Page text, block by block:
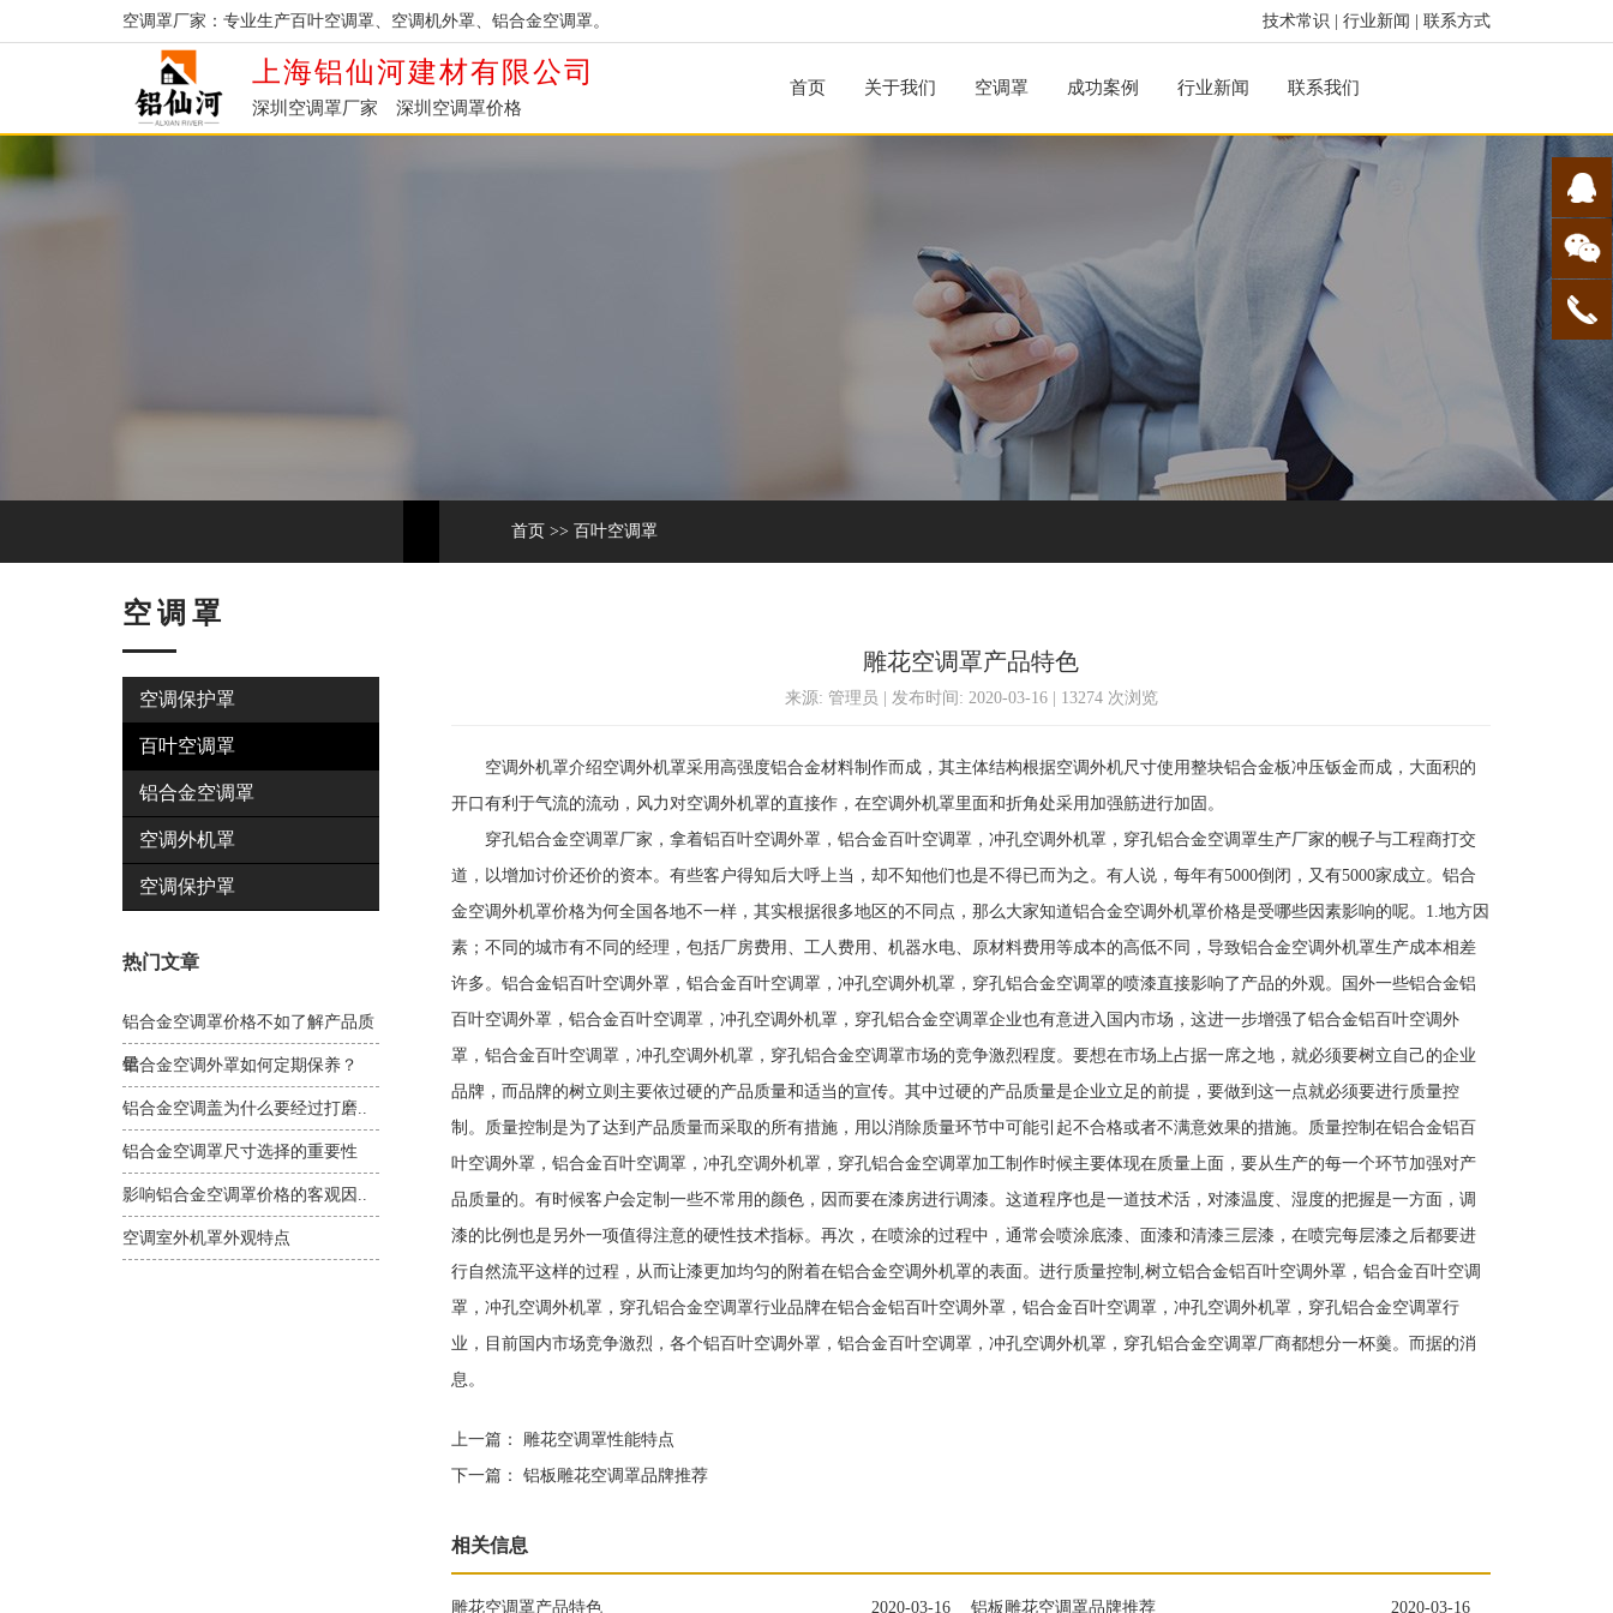
技术常识 行业新闻 联系方式
空调罩厂家：专业生产百叶空调罩、空调机外罩、铝合金空调罩。
上海铝仙河建材有限公司
深圳空调罩厂家 深圳空调罩价格
首页 关于我们 空调罩 成功案例 行业新闻 联系我们
首页 >> 百叶空调罩
空调罩
空调保护罩
百叶空调罩
铝合金空调罩
空调外机罩
空调保护罩
热门文章
铝合金空调罩价格不如了解产品质
量
铝合金空调外罩如何定期保养？
铝合金空调盖为什么要经过打磨..
铝合金空调罩尺寸选择的重要性
影响铝合金空调罩价格的客观因..
空调室外机罩外观特点
雕花空调罩产品特色
来源: 管理员 | 发布时间: 2020-03-16 | 13274 次浏览
空调外机罩介绍空调外机罩采用高强度铝合金材料制作而成，其主体结构根据空调外机尺寸使用整块铝合金板冲压钣金而成，大面积的
开口有利于气流的流动，风力对空调外机罩的直接作，在空调外机罩里面和折角处采用加强筋进行加固。
穿孔铝合金空调罩厂家，拿着铝百叶空调外罩，铝合金百叶空调罩，冲孔空调外机罩，穿孔铝合金空调罩生产厂家的幌子与工程商打交
道，以增加讨价还价的资本。有些客户得知后大呼上当，却不知他们也是不得已而为之。有人说，每年有5000倒闭，又有5000家成立。铝合
金空调外机罩价格为何全国各地不一样，其实根据很多地区的不同点，那么大家知道铝合金空调外机罩价格是受哪些因素影响的呢。1.地方因
素；不同的城市有不同的经理，包括厂房费用、工人费用、机器水电、原材料费用等成本的高低不同，导致铝合金空调外机罩生产成本相差
许多。铝合金铝百叶空调外罩，铝合金百叶空调罩，冲孔空调外机罩，穿孔铝合金空调罩的喷漆直接影响了产品的外观。国外一些铝合金铝
百叶空调外罩，铝合金百叶空调罩，冲孔空调外机罩，穿孔铝合金空调罩企业也有意进入国内市场，这进一步增强了铝合金铝百叶空调外
罩，铝合金百叶空调罩，冲孔空调外机罩，穿孔铝合金空调罩市场的竞争激烈程度。要想在市场上占据一席之地，就必须要树立自己的企业
品牌，而品牌的树立则主要依过硬的产品质量和适当的宣传。其中过硬的产品质量是企业立足的前提，要做到这一点就必须要进行质量控
制。质量控制是为了达到产品质量而采取的所有措施，用以消除质量环节中可能引起不合格或者不满意效果的措施。质量控制在铝合金铝百
叶空调外罩，铝合金百叶空调罩，冲孔空调外机罩，穿孔铝合金空调罩加工制作时候主要体现在质量上面，要从生产的每一个环节加强对产
品质量的。有时候客户会定制一些不常用的颜色，因而要在漆房进行调漆。这道程序也是一道技术活，对漆温度、湿度的把握是一方面，调
漆的比例也是另外一项值得注意的硬性技术指标。再次，在喷涂的过程中，通常会喷涂底漆、面漆和清漆三层漆，在喷完每层漆之后都要进
行自然流平这样的过程，从而让漆更加均匀的附着在铝合金空调外机罩的表面。进行质量控制,树立铝合金铝百叶空调外罩，铝合金百叶空调
罩，冲孔空调外机罩，穿孔铝合金空调罩行业品牌在铝合金铝百叶空调外罩，铝合金百叶空调罩，冲孔空调外机罩，穿孔铝合金空调罩行
业，目前国内市场竞争激烈，各个铝百叶空调外罩，铝合金百叶空调罩，冲孔空调外机罩，穿孔铝合金空调罩厂商都想分一杯羹。而据的消
息。
上一篇：
雕花空调罩性能特点
下一篇：
铝板雕花空调罩品牌推荐
相关信息
2020-03-16
雕花空调罩产品特色 2020-03-16
铝板雕花空调罩品牌推荐